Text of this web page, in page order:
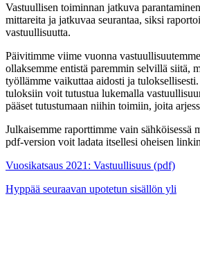
Vastuullisen toiminnan jatkuva
mittareita ja jatkuvaa seurantaa, siksi
vastuullisuutta.
Päivitimme viime vuonna
ollaksemme entistä paremmin selvillä siitä,
työllämme vaikuttaa aidosti ja
tuloksiin voit tutustua lukemalla
pääset tutustumaan niihin toimiin, joita
Julkaisemme raporttimme vain sähköisessä
pdf-version voit ladata itsellesi oheisen
Vuosikatsaus 2021: Vastuullisuus (pdf)
Hyppää seuraavan upotetun sisällön yli